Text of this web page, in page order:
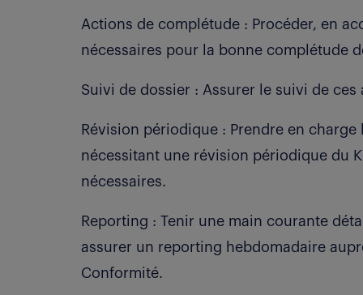
Actions de complétude : Procéder, en
nécessaires pour la bonne complétude
Suivi de dossier : Assurer le suivi de ces
Révision périodique : Prendre en
nécessitant une révision périodique du
nécessaires.
Reporting : Tenir une main courante
assurer un reporting hebdomadaire
Conformité.